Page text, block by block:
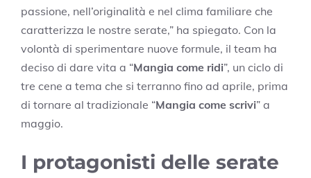
passione, nell’originalità e nel clima familiare che
caratterizza le nostre serate,” ha spiegato. Con la
volontà di sperimentare nuove formule, il team ha
deciso di dare vita a “Mangia come ridi”, un ciclo di
tre cene a tema che si terranno fino ad aprile, prima
di tornare al tradizionale “Mangia come scrivi” a
maggio.
I protagonisti delle serate